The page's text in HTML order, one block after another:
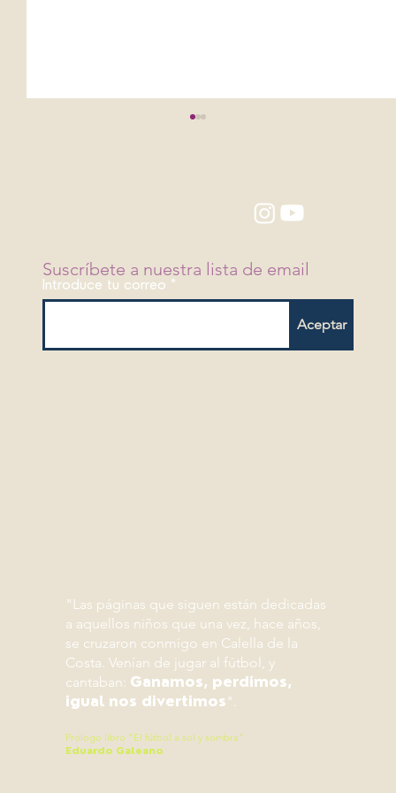
Congreso "La cancha en disputa":
Suscríbete a nuestra lista de email
Introduce tu correo
Aceptar
"Las páginas que siguen están dedicadas
a aquellos niños que una vez, hace años,
se cruzaron conmigo en Calella de la
Costa. Venían de jugar al fútbol, y
cantaban: Ganamos, perdimos,
igual nos divertimos ".
Prólogo libro "El fútbol a sol y sombra"
Eduardo Galeano.